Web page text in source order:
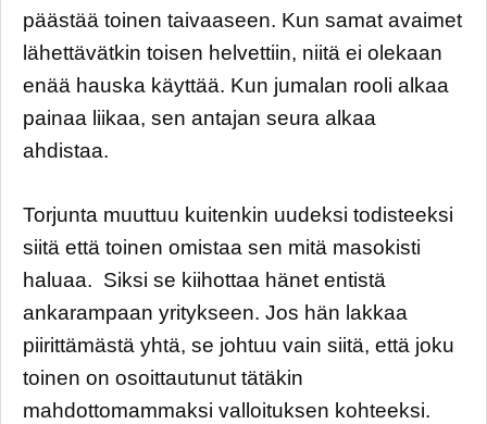
päästää toinen taivaaseen. Kun samat avaimet
lähettävätkin toisen helvettiin, niitä ei olekaan
enää hauska käyttää. Kun jumalan rooli alkaa
painaa liikaa, sen antajan seura alkaa
ahdistaa.
Torjunta muuttuu kuitenkin uudeksi todisteeksi
siitä että toinen omistaa sen mitä masokisti
haluaa. Siksi se kiihottaa hänet entistä
ankarampaan yritykseen. Jos hän lakkaa
piirittämästä yhtä, se johtuu vain siitä, että joku
toinen on osoittautunut tätäkin
mahdottomammaksi valloituksen kohteeksi.